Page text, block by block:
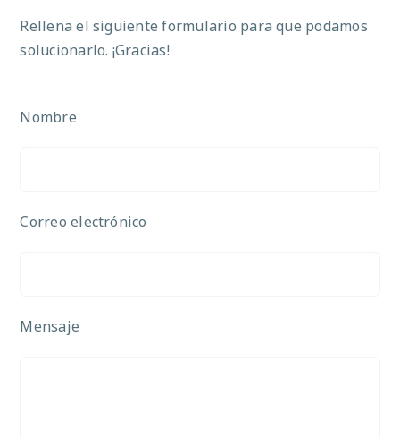
Rellena el siguiente formulario para que podamos
solucionarlo. ¡Gracias!
Nombre
Correo electrónico
Mensaje